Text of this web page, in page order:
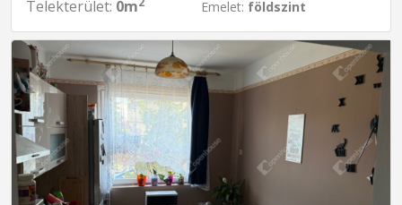
Telekterület: 0m Emelet: földszint